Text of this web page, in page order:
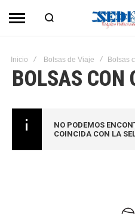
Inicio Bolsas de Viaje Bolsas
BOLSAS CON
NO PODEMOS
COINCIDA CON LA